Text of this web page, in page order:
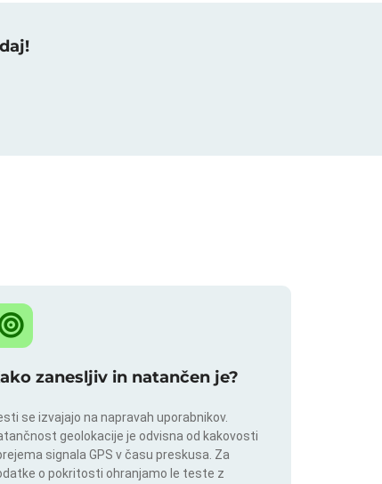
zanesljiv in natančen je?
se izvajajo na napravah uporabnikov.
geolokacije je odvisna od kakovosti
signala GPS v času preskusa. Za
o pokritosti ohranjamo le teste z